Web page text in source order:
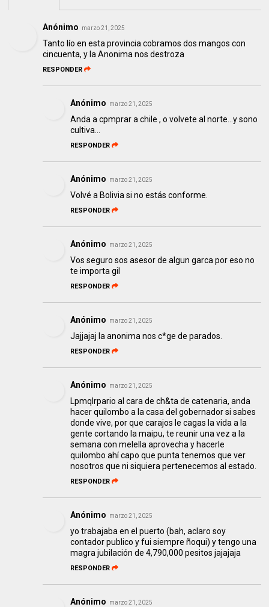
Anónimo marzo 21, 2025
Tanto lío en esta provincia cobramos dos mangos con
cincuenta, y la Anonima nos destroza
RESPONDER
Anónimo marzo 21, 2025
Anda a cpmprar a chile , o volvete al norte...y sono
cultiva...
RESPONDER
Anónimo marzo 21, 2025
Volvé a Bolivia si no estás conforme.
RESPONDER
Anónimo marzo 21, 2025
Vos seguro sos asesor de algun garca por eso no
te importa gil
RESPONDER
Anónimo marzo 21, 2025
Jajjajaj la anonima nos c*ge de parados.
RESPONDER
Anónimo marzo 21, 2025
Lpmqlrpario al cara de ch&ta de catenaria, anda
hacer quilombo a la casa del gobernador si sabes
donde vive, por que carajos le cagas la vida a la
gente cortando la maipu, te reunir una vez a la
semana con melella aprovecha y hacerle
quilombo ahí capo que punta tenemos que ver
nosotros que ni siquiera pertenecemos al estado.
RESPONDER
Anónimo marzo 21, 2025
yo trabajaba en el puerto (bah, aclaro soy
contador publico y fui siempre ñoqui) y tengo una
magra jubilación de 4,790,000 pesitos jajajaja
RESPONDER
Anónimo marzo 21, 2025